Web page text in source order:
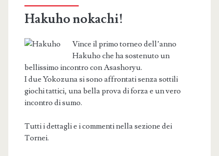
Hakuho nokachi!
Vince il primo torneo dell’anno
Hakuho che ha sostenuto un
bellissimo incontro con Asashoryu.
I due Yokozuna si sono affrontati senza sottili
giochi tattici, una bella prova di forza e un vero
incontro di sumo.
Tutti i dettagli e i commenti nella sezione dei
Tornei.